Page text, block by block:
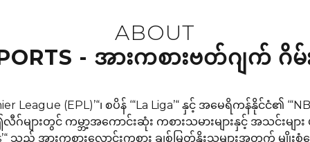
ABOUT
- အားကစားဗတ်ဂျက် ဂိမ်း
League (EPL)’“၊ စပိန် ‘“La Liga’“ နှင့် အမေရိကန်နိုင်ငံ၏
များတွင် ကမ္ဘာ့အကောင်းဆုံး ကစားသမားများနှင့် အသင်းမျ
သည် အားကစားလောင်းကစား ချစ်မြတ်နိုးသူများအတွက် မျို